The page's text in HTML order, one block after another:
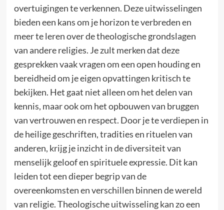
overtuigingen te verkennen. Deze uitwisselingen
bieden een kans om je horizon te verbreden en
meer te leren over de theologische grondslagen
van andere religies. Je zult merken dat deze
gesprekken vaak vragen om een open houding en
bereidheid om je eigen opvattingen kritisch te
bekijken. Het gaat niet alleen om het delen van
kennis, maar ook om het opbouwen van bruggen
van vertrouwen en respect. Door je te verdiepen in
de heilige geschriften, tradities en rituelen van
anderen, krijg je inzicht in de diversiteit van
menselijk geloof en spirituele expressie. Dit kan
leiden tot een dieper begrip van de
overeenkomsten en verschillen binnen de wereld
van religie. Theologische uitwisseling kan zo een